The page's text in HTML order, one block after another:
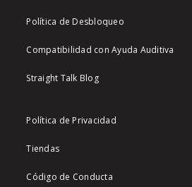
Política de Desbloqueo
Compatibilidad con Ayuda Auditiva
Straight Talk Blog
Política de Privacidad
Tiendas
Código de Conducta